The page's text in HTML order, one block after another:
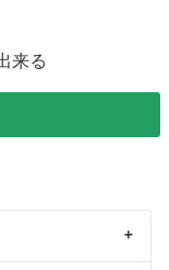
来る